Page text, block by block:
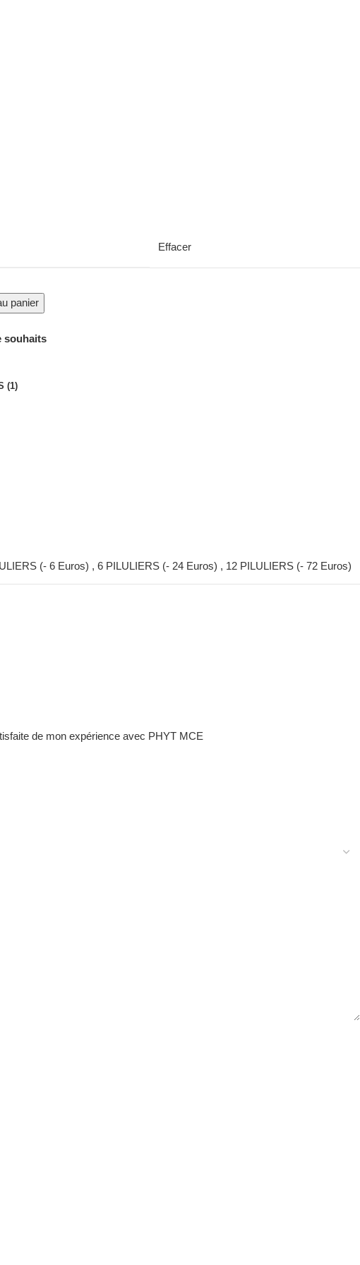
Effacer
panier
souhaits
(1)
(- 6 Euros) , 6 PILULIERS (- 24 Euros) , 12 PILULIERS (- 72 Euros)
de mon expérience avec PHYT MCE